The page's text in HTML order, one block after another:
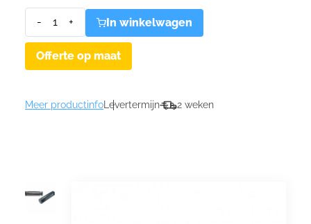
- + In winkelwagen
Offerte op maat
Meer productinfo Levertermijn 2 weken